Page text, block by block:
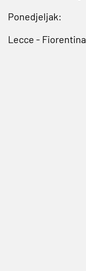
Ponedjeljak:
Lecce - Fiorentina